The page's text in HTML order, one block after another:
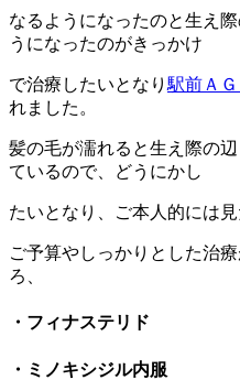
なるようになったのと生え
うになったのがきっかけ
で治療したいとなり 駅前Ａ
れました。
髪の毛が濡れると生え際の
ているので、どうにかし
たいとなり、ご本人的には
ご予算やしっかりとした治
ろ、
・フィナステリド
・ミノキシジル内服